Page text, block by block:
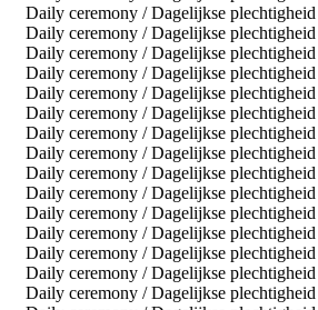
Daily ceremony / Dagelijkse plechtigheid
Daily ceremony / Dagelijkse plechtigheid
Daily ceremony / Dagelijkse plechtigheid
Daily ceremony / Dagelijkse plechtigheid
Daily ceremony / Dagelijkse plechtigheid
Daily ceremony / Dagelijkse plechtigheid
Daily ceremony / Dagelijkse plechtigheid
Daily ceremony / Dagelijkse plechtigheid
Daily ceremony / Dagelijkse plechtigheid
Daily ceremony / Dagelijkse plechtigheid
Daily ceremony / Dagelijkse plechtigheid
Daily ceremony / Dagelijkse plechtigheid
Daily ceremony / Dagelijkse plechtigheid
Daily ceremony / Dagelijkse plechtigheid
Daily ceremony / Dagelijkse plechtigheid